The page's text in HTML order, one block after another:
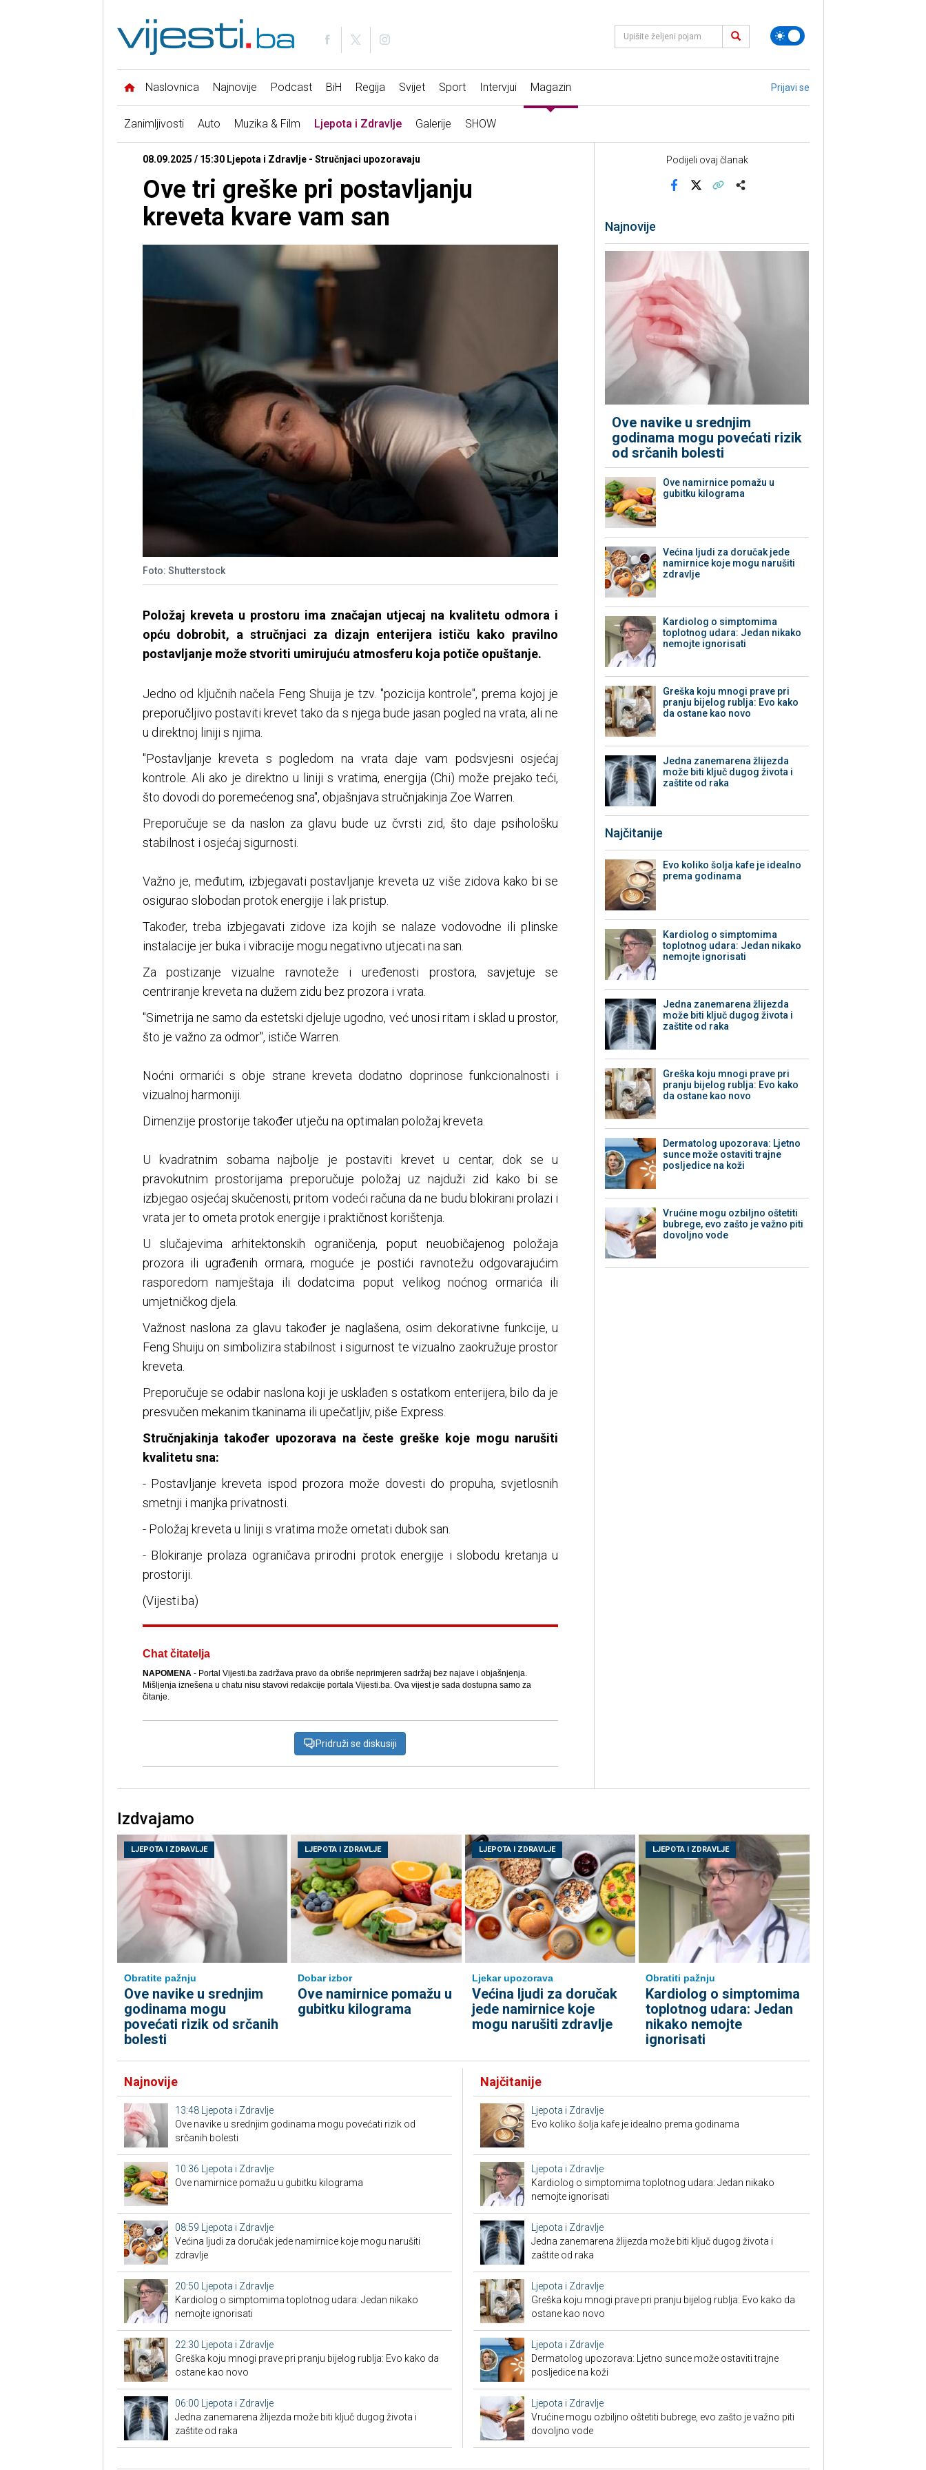
Naslovnica Najnovije Podcast BiH Regija Svijet Sport Intervjui Magazin Prijavi se
Zanimljivosti Auto Muzika & Film Ljepota i Zdravlje Galerije SHOW
08.09.2025 / 15:30 Ljepota i Zdravlje - Stručnjaci upozoravaju
Ove tri greške pri postavljanju
kreveta kvare vam san
Foto: Shutterstock
Položaj kreveta u prostoru ima značajan utjecaj na kvalitetu odmora i
opću dobrobit, a stručnjaci za dizajn enterijera ističu kako pravilno
postavljanje može stvoriti umirujuću atmosferu koja potiče opuštanje.
Jedno od ključnih načela Feng Shuija je tzv. "pozicija kontrole", prema kojoj je
preporučljivo postaviti krevet tako da s njega bude jasan pogled na vrata, ali ne
u direktnoj liniji s njima.
"Postavljanje kreveta s pogledom na vrata daje vam podsvjesni osjećaj
kontrole. Ali ako je direktno u liniji s vratima, energija (Chi) može prejako teći,
što dovodi do poremećenog sna", objašnjava stručnjakinja Zoe Warren.
Preporučuje se da naslon za glavu bude uz čvrsti zid, što daje psihološku
stabilnost i osjećaj sigurnosti.
Važno je, međutim, izbjegavati postavljanje kreveta uz više zidova kako bi se
osigurao slobodan protok energije i lak pristup.
Također, treba izbjegavati zidove iza kojih se nalaze vodovodne ili plinske
instalacije jer buka i vibracije mogu negativno utjecati na san.
Za postizanje vizualne ravnoteže i uređenosti prostora, savjetuje se
centriranje kreveta na dužem zidu bez prozora i vrata.
"Simetrija ne samo da estetski djeluje ugodno, već unosi ritam i sklad u prostor,
što je važno za odmor", ističe Warren.
Noćni ormarići s obje strane kreveta dodatno doprinose funkcionalnosti i
vizualnoj harmoniji.
Dimenzije prostorije također utječu na optimalan položaj kreveta.
U kvadratnim sobama najbolje je postaviti krevet u centar, dok se u
pravokutnim prostorijama preporučuje položaj uz najduži zid kako bi se
izbjegao osjećaj skučenosti, pritom vodeći računa da ne budu blokirani prolazi i
vrata jer to ometa protok energije i praktičnost korištenja.
U slučajevima arhitektonskih ograničenja, poput neuobičajenog položaja
prozora ili ugrađenih ormara, moguće je postići ravnotežu odgovarajućim
rasporedom namještaja ili dodatcima poput velikog noćnog ormarića ili
umjetničkog djela.
Važnost naslona za glavu također je naglašena, osim dekorativne funkcije, u
Feng Shuiju on simbolizira stabilnost i sigurnost te vizualno zaokružuje prostor
kreveta.
Preporučuje se odabir naslona koji je usklađen s ostatkom enterijera, bilo da je
presvučen mekanim tkaninama ili upečatljiv, piše Express.
Stručnjakinja također upozorava na česte greške koje mogu narušiti
kvalitetu sna:
- Postavljanje kreveta ispod prozora može dovesti do propuha, svjetlosnih
smetnji i manjka privatnosti.
- Položaj kreveta u liniji s vratima može ometati dubok san.
- Blokiranje prolaza ograničava prirodni protok energije i slobodu kretanja u
prostoriji.
(Vijesti.ba)
Chat čitatelja
NAPOMENA- Portal Vijesti.ba zadržava pravo da obriše neprimjeren sadržaj bez najave i objašnjenja.
Mišljenja iznešena u chatu nisu stavovi redakcije portala Vijesti.ba. Ova vijest je sada dostupna samo za
čitanje.
Pridruži se diskusiji
Podijeli ovaj članak
Najnovije
Ove navike u srednjim
godinama mogu povećati rizik
od srčanih bolesti
Ove namirnice pomažu u
gubitku kilograma
Većina ljudi za doručak jede
namirnice koje mogu narušiti
zdravlje
Kardiolog o simptomima
toplotnog udara: Jedan nikako
nemojte ignorisati
Greška koju mnogi prave pri
pranju bijelog rublja: Evo kako
da ostane kao novo
Jedna zanemarena žlijezda
može biti ključ dugog života i
zaštite od raka
Najčitanije
Evo koliko šolja kafe je idealno
prema godinama
Kardiolog o simptomima
toplotnog udara: Jedan nikako
nemojte ignorisati
Jedna zanemarena žlijezda
može biti ključ dugog života i
zaštite od raka
Greška koju mnogi prave pri
pranju bijelog rublja: Evo kako
da ostane kao novo
Dermatolog upozorava: Ljetno
sunce može ostaviti trajne
posljedice na koži
Vrućine mogu ozbiljno oštetiti
bubrege, evo zašto je važno piti
dovoljno vode
Izdvajamo
LJEPOTA I ZDRAVLJE
Obratite pažnju
Ove navike u srednjim
godinama mogu
povećati rizik od srčanih
bolesti
LJEPOTA I ZDRAVLJE
Dobar izbor
Ove namirnice pomažu u
gubitku kilograma
LJEPOTA I ZDRAVLJE
Ljekar upozorava
Većina ljudi za doručak
jede namirnice koje
mogu narušiti zdravlje
LJEPOTA I ZDRAVLJE
Obratiti pažnju
Kardiolog o simptomima
toplotnog udara: Jedan
nikako nemojte
ignorisati
Najnovije
13:48 Ljepota i Zdravlje
Ove navike u srednjim godinama mogu povećati rizik od
srčanih bolesti
10:36 Ljepota i Zdravlje
Ove namirnice pomažu u gubitku kilograma
08:59 Ljepota i Zdravlje
Većina ljudi za doručak jede namirnice koje mogu narušiti
zdravlje
20:50 Ljepota i Zdravlje
Kardiolog o simptomima toplotnog udara: Jedan nikako
nemojte ignorisati
22:30 Ljepota i Zdravlje
Greška koju mnogi prave pri pranju bijelog rublja: Evo kako da
ostane kao novo
06:00 Ljepota i Zdravlje
Jedna zanemarena žlijezda može biti ključ dugog života i
zaštite od raka
Najčitanije
Ljepota i Zdravlje
Evo koliko šolja kafe je idealno prema godinama
Ljepota i Zdravlje
Kardiolog o simptomima toplotnog udara: Jedan nikako
nemojte ignorisati
Ljepota i Zdravlje
Jedna zanemarena žlijezda može biti ključ dugog života i
zaštite od raka
Ljepota i Zdravlje
Greška koju mnogi prave pri pranju bijelog rublja: Evo kako da
ostane kao novo
Ljepota i Zdravlje
Dermatolog upozorava: Ljetno sunce može ostaviti trajne
posljedice na koži
Ljepota i Zdravlje
Vrućine mogu ozbiljno oštetiti bubrege, evo zašto je važno piti
dovoljno vode